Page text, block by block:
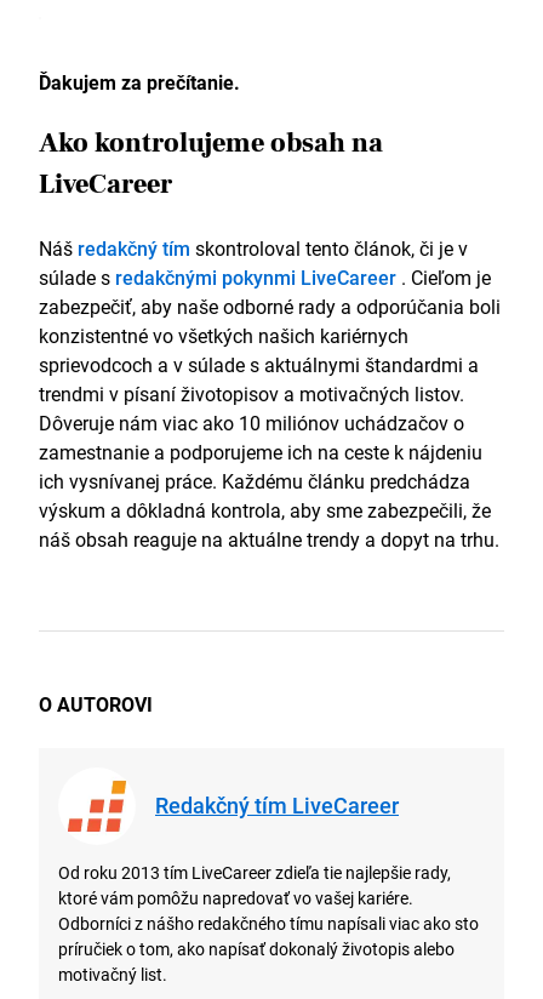
Ďakujem za prečítanie.
Ako kontrolujeme obsah na
LiveCareer
Náš redakčný tím skontroloval tento článok, či je v
súlade s redakčnými pokynmi LiveCareer . Cieľom je
zabezpečiť, aby naše odborné rady a odporúčania boli
konzistentné vo všetkých našich kariérnych
sprievodcoch a v súlade s aktuálnymi štandardmi a
trendmi v písaní životopisov a motivačných listov.
Dôveruje nám viac ako 10 miliónov uchádzačov o
zamestnanie a podporujeme ich na ceste k nájdeniu
ich vysnívanej práce. Každému článku predchádza
výskum a dôkladná kontrola, aby sme zabezpečili, že
náš obsah reaguje na aktuálne trendy a dopyt na trhu.
O AUTOROVI
Redakčný tím LiveCareer
Od roku 2013 tím LiveCareer zdieľa tie najlepšie rady,
ktoré vám pomôžu napredovať vo vašej kariére.
Odborníci z nášho redakčného tímu napísali viac ako sto
príručiek o tom, ako napísať dokonalý životopis alebo
motivačný list.